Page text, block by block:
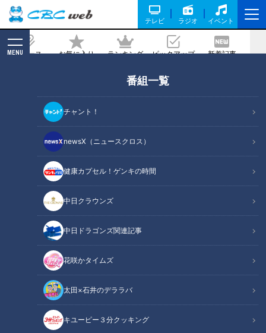
テレビ ラジオ イベント
ニュース お気に入り ランキング ピックアップ 新着記事
MENU
番組一覧
チャント！
newsX（ニュースクロス）
健康カプセル！ゲンキの時間
中日クラウンズ
中日ドラゴンズ関連記事
花咲かタイムズ
太田×石井のデララバ
キユーピー３分クッキング
記事に戻る